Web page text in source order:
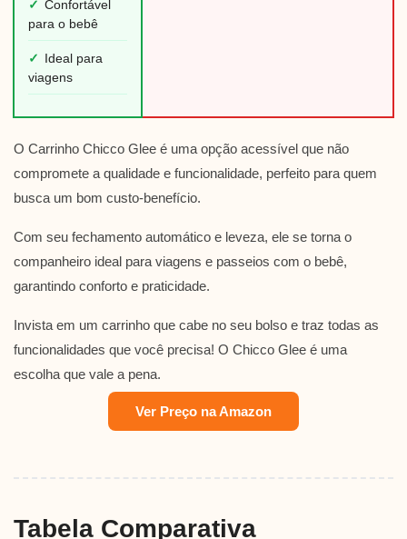
✓ Confortável
para o bebê
✓
Ideal para
viagens
O Carrinho Chicco Glee é uma opção acessível que não
compromete a qualidade e funcionalidade, perfeito para quem
busca um bom custo-benefício.
Com seu fechamento automático e leveza, ele se torna o
companheiro ideal para viagens e passeios com o bebê,
garantindo conforto e praticidade.
Invista em um carrinho que cabe no seu bolso e traz todas as
funcionalidades que você precisa! O Chicco Glee é uma
escolha que vale a pena.
Ver Preço na Amazon
Tabela Comparativa